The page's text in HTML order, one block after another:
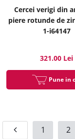
Cercei verigi din
piere rotunde de
1-i64147
321.00 Lei
Pune in
1 2